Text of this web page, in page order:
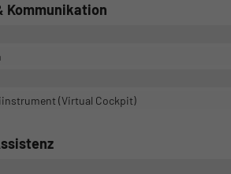
Kommunikation
(Virtual Cockpit)